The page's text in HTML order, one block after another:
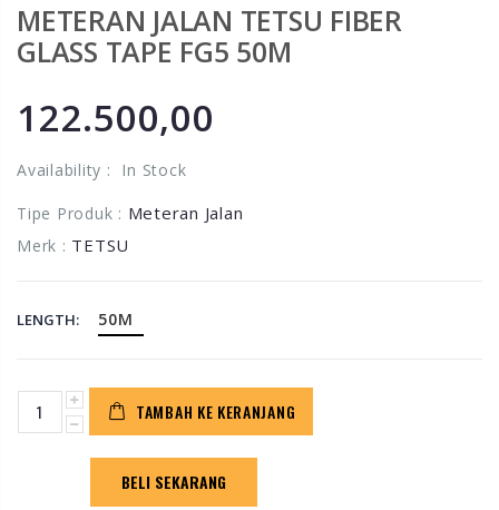
METERAN JALAN TETSU FIBER
GLASS TAPE FG5 50M
122.500,00
Availability : In Stock
Tipe Produk : Meteran Jalan
Merk : TETSU
LENGTH: 50M
TAMBAH KE KERANJANG
BELI SEKARANG